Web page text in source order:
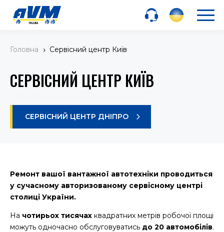
Головна 5 Сервісний центр Київ
СЕРВІСНИЙ ЦЕНТР КИЇВ
СЕРВІСНИЙ ЦЕНТР ДНІПРО
Ремонт вашої вантажної автотехніки проводиться
у сучасному авторизованому сервісному центрі
столиці України.
На чотирьох тисячах квадратних метрів робочої площі
можуть одночасно обслуговуватись до 20 автомобілів.